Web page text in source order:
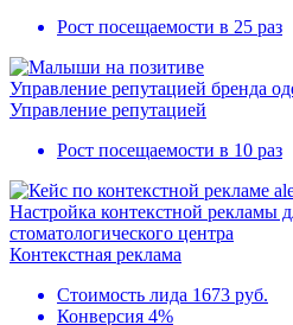
Рост посещаемости в 25 раз
Управление репутацией бренда
Управление репутацией
Рост посещаемости в 10 раз
Настройка контекстной рекламы
стоматологического центра
Контекстная реклама
Стоимость лида 1673 руб.
Конверсия 4%